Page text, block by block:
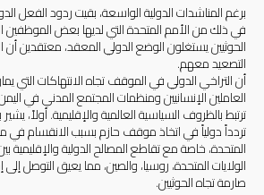
برغم المناشدات الدولية الواسعة، بقيت ردود الفعل
في ذلك من الأمم المتحدة التي لديها بعض الموظفين
الحوثيين يستغلون الوضع الدولي المعقد، معتقدين
التصعيد معهم.
أن التراخي الدولي في الموقف تجاه الانتهاكات التي
العاملين الإنسانيين ومنظمات المجتمع المدني في
ترتبط بالظروف السياسية العالمية والإقليمية. أولاً،
تردداً دولياً في اتخاذ موقف حازم بسبب الانقسام في
المتحدة، خاصة مع تقاطع المصالح الدولية والإقليمية
الولايات المتحدة، روسيا، والصين، مما يعيق التوصل
صارمة تجاه الحوثيين.